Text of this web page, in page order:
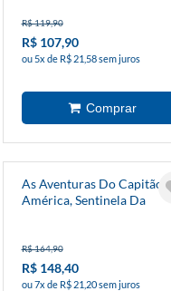
R$ 119,90
R$ 107,90
ou 5x de R$ 21,58 sem juros
As Aventuras Do Capitão
América, Sentinela Da
R$ 164,90
R$ 148,40
ou 7x de R$ 21,20 sem juros